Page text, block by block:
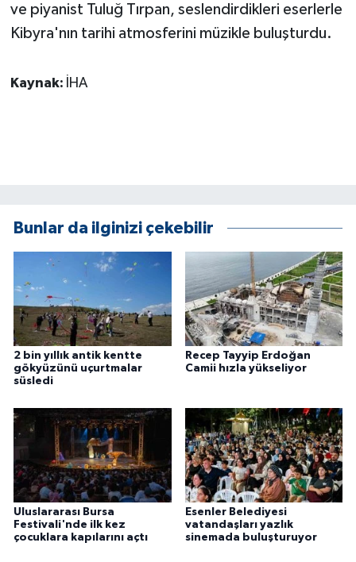
ve piyanist Tuluğ Tırpan, seslendirdikleri eserlerle
Kibyra'nın tarihi atmosferini müzikle buluşturdu.
Kaynak: İHA
Bunlar da ilginizi çekebilir
2 bin yıllık antik kentte
gökyüzünü uçurtmalar
süsledi
Recep Tayyip Erdoğan
Camii hızla yükseliyor
Uluslararası Bursa
Festivali'nde ilk kez
çocuklara kapılarını açtı
Esenler Belediyesi
vatandaşları yazlık
sinemada buluşturuyor
Sağlık
ÜLKE GÜNDEMİ
YAŞAM
YEREL
Yerel Haberler